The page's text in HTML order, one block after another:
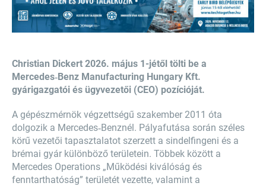
Christian Dickert 2026. május 1-jétől tölti be a
Mercedes‑Benz Manufacturing Hungary Kft.
gyárigazgatói és ügyvezetői (CEO) pozícióját.
A gépészmérnök végzettségű szakember 2011 óta
dolgozik a Mercedes‑Benznél. Pályafutása során széles
körű vezetői tapasztalatot szerzett a sindelfingeni és a
brémai gyár különböző területein. Többek között a
Mercedes Operations „Működési kiválóság és
fenntarthatóság” területét vezette, valamint a